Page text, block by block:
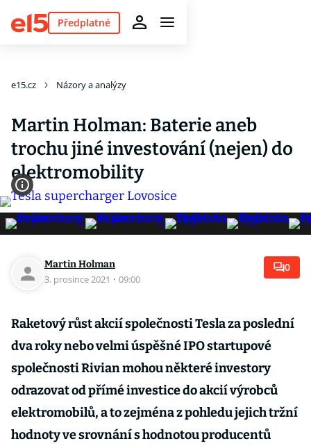
Předplatné
e15.cz Názory a analýzy
Martin Holman: Baterie aneb
trochu jiné investování (nejen) do
elektromobility
Martin Holman
3. prosince 2021 · 09:00
0
Raketový růst akcií společnosti Tesla za poslední
dva roky nebo velmi úspěšné IPO startupové
společnosti Rivian mohou některé investory
odrazovat od přímé investice do akcií výrobců
elektromobilů, a to zejména z pohledu jejich tržní
hodnoty ve srovnání s hodnotou producentů